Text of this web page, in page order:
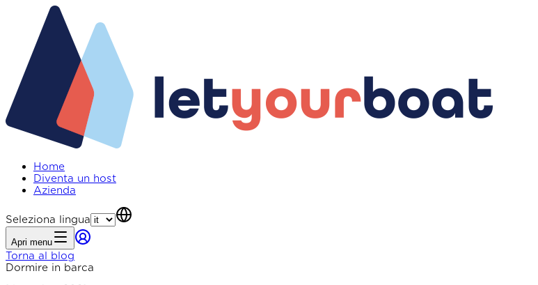
Home
Diventa un host
Azienda
Seleziona lingua
Apri menu
Torna al blog
Dormire in barca